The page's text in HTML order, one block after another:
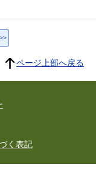
ページ上部へ戻る
く表記